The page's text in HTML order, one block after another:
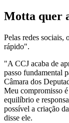
Motta quer
Pelas redes sociais,
rápido".
"A CCJ acaba de
passo fundamental
Câmara dos
Meu compromisso
equilíbrio e
possível a criação
disse ele.